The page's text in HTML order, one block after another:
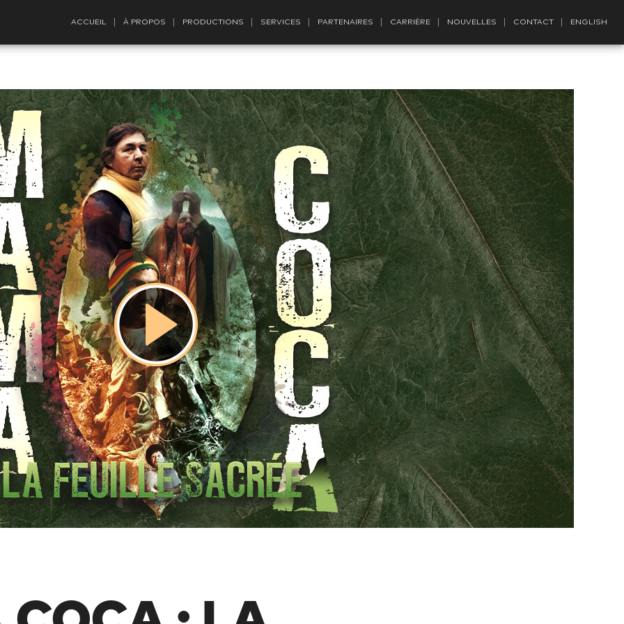
ACCUEIL À PROPOS PRODUCTIONS SERVICES PARTENAIRES CARRIÈRE NOUVELLES CONTACT ENGLISH